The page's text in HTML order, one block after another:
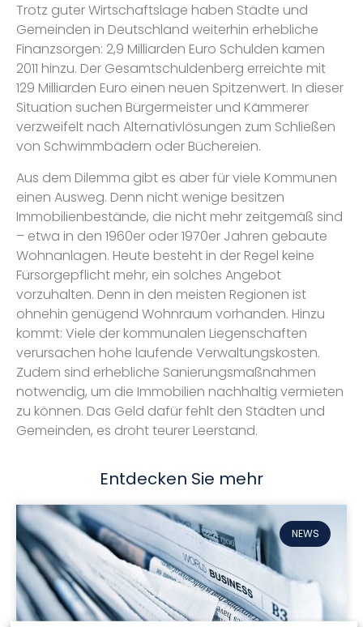
Trotz guter Wirtschaftslage haben Städte und
Gemeinden in Deutschland weiterhin erhebliche
Finanzsorgen: 2,9 Milliarden Euro Schulden kamen
2011 hinzu. Der Gesamtschuldenberg erreichte mit
129 Milliarden Euro einen neuen Spitzenwert. In dieser
Situation suchen Bürgermeister und Kämmerer
verzweifelt nach Alternativlösungen zum Schließen
von Schwimmbädern oder Büchereien.
Aus dem Dilemma gibt es aber für viele Kommunen
einen Ausweg. Denn nicht wenige besitzen
Immobilienbestände, die nicht mehr zeitgemäß sind
– etwa in den 1960er oder 1970er Jahren gebaute
Wohnanlagen. Heute besteht in der Regel keine
Fürsorgepflicht mehr, ein solches Angebot
vorzuhalten. Denn in den meisten Regionen ist
ohnehin genügend Wohnraum vorhanden. Hinzu
kommt: Viele der kommunalen Liegenschaften
verursachen hohe laufende Verwaltungskosten.
Zudem sind erhebliche Sanierungsmaßnahmen
notwendig, um die Immobilien nachhaltig vermieten
zu können. Das Geld dafür fehlt den Städten und
Gemeinden, es droht teurer Leerstand.
Entdecken Sie mehr
NEWS